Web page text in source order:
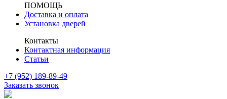
ПОМОЩЬ
Доставка и оплата
Установка дверей
Контакты
Контактная информация
Статьи
+7 (952) 189-89-49
Заказать звонок